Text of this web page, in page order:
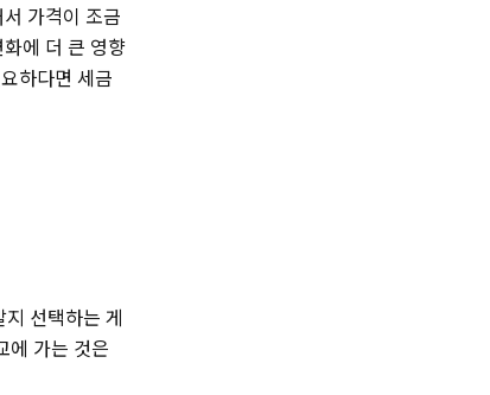
가격이 조금
에 더 큰 영향
하다면 세금
선택하는 게
에 가는 것은